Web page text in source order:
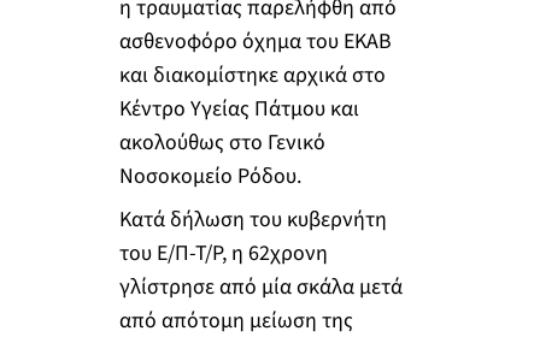
η τραυματίας παρελήφθη από
ασθενοφόρο όχημα του ΕΚΑΒ
και διακομίστηκε αρχικά στο
Κέντρο Υγείας Πάτμου και
ακολούθως στο Γενικό
Νοσοκομείο Ρόδου.
Κατά δήλωση του κυβερνήτη
του Ε/Π-Τ/Ρ, η 62χρονη
γλίστρησε από μία σκάλα μετά
από απότομη μείωση της